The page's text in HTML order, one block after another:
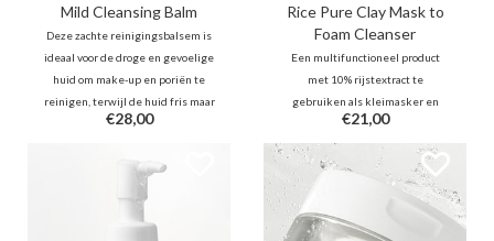
Mild Cleansing Balm
Deze zachte reinigingsbalsem is
ideaal voor de droge en gevoelige
huid om make-up en poriën te
reinigen, terwijl de huid fris maar
niet gestript achterblijft.
reinigt diep in de poriën zonder
de huid te irriteren.
€28,00
Rice Pure Clay Mask to
Foam Cleanser
Een multifunctioneel product
met 10% rijstextract te
gebruiken als kleimasker en
reiniger. Kaolien en
bentonietklei reinigen de poriën
en bij gebruik als reiniger
verwijdert het overtollig vuil en
olie, reinigt de poriën en
vermindert dode huidcellen.
€21,00